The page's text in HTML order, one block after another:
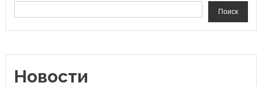
Поиск
Новости